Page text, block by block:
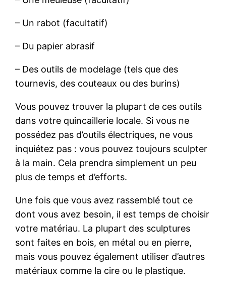
– Un rabot (facultatif)
– Du papier abrasif
– Des outils de modelage (tels que des
tournevis, des couteaux ou des burins)
Vous pouvez trouver la plupart de ces outils
dans votre quincaillerie locale. Si vous ne
possédez pas d’outils électriques, ne vous
inquiétez pas : vous pouvez toujours sculpter
à la main. Cela prendra simplement un peu
plus de temps et d’efforts.
Une fois que vous avez rassemblé tout ce
dont vous avez besoin, il est temps de choisir
votre matériau. La plupart des sculptures
sont faites en bois, en métal ou en pierre,
mais vous pouvez également utiliser d’autres
matériaux comme la cire ou le plastique.